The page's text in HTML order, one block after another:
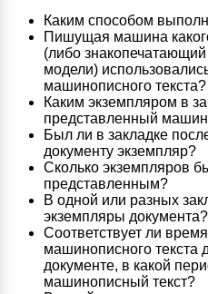
Каким способом
Пишущая машина
(либо знакопечатающий
модели)
машинописного текста?
Каким экземпляром в
представленный
Был ли в закладке
документу экземпляр?
Сколько экземпляров
представленным?
В одной или разных
экземпляры документа?
Соответствует ли
машинописного текста
документе, в какой
машинописный текст?